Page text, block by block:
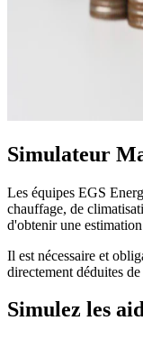
Simulateur
Les équipes EGS
chauffage, de
d'obtenir une
Il est nécessaire et
directement déduites
Simulez les